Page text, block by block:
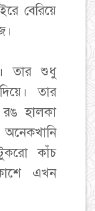
বেরিয়ে
তার শুধু
তার
রঙ হালকা
অনেকখানি
কাঁচ
এখন